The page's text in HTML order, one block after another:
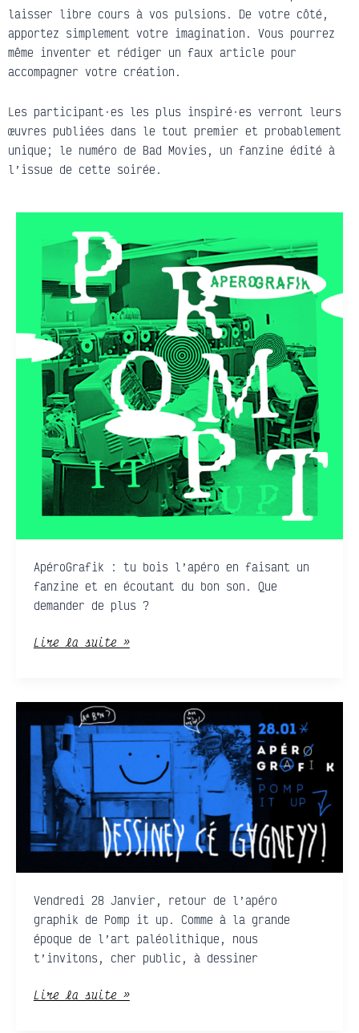
laisser libre cours à vos pulsions. De votre côté,
apportez simplement votre imagination. Vous pourrez
même inventer et rédiger un faux article pour
accompagner votre création.
Les participant·es les plus inspiré·es verront leurs
œuvres publiées dans le tout premier et probablement
unique; le numéro de Bad Movies, un fanzine édité à
l’issue de cette soirée.
ApéroGrafik : tu bois l’apéro en faisant un
fanzine et en écoutant du bon son. Que
demander de plus ?
le
19h
au
Royal
Royal
Lire la suite »
Vendredi 28 Janvier, retour de l’apéro
graphik de Pomp it up. Comme à la grande
époque de l’art paléolithique, nous
t’invitons, cher public, à dessiner
GRAPHIK
Dessineyy
Cé
Gagneyyy
Lire la suite »